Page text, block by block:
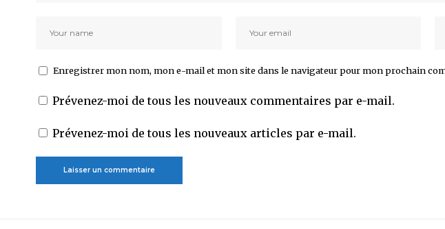
Enregistrer mon nom, mon e-mail et mon site dans le navigateur pour mon prochain
Prévenez-moi de tous les nouveaux commentaires par e-mail.
Prévenez-moi de tous les nouveaux articles par e-mail.